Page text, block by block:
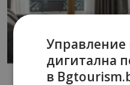
дигитална
в